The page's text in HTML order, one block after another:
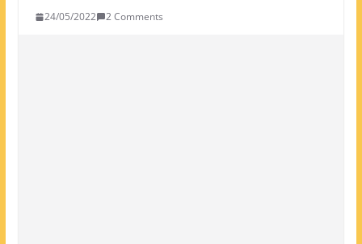
24/05/2022 2 Comments